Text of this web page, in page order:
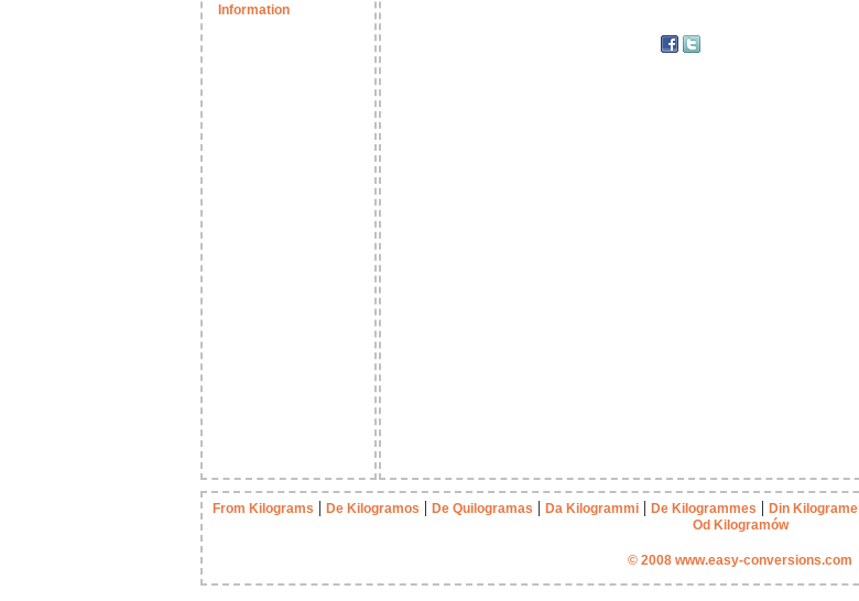
Information
From Kilograms De Kilogramos De Quilogramas Da Kilogrammi De Kilogrammes Din Kilograme
Od Kilogramów
© 2008 www.easy-conversions.com